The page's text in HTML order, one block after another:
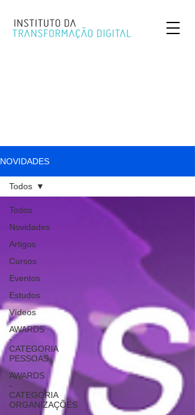
NOVIDADES
Todos
Novidades
Artigos
Cursos
Eventos
Estudos
Vídeos
AWARDS
-
CATEGORIA
PESSOAS
AWARDS
-
CATEGORIA
ORGANIZAÇÕES
Todos